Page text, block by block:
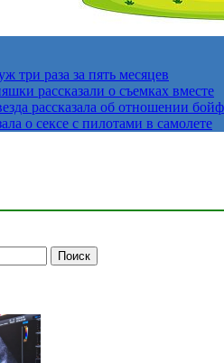
три раза за пять месяцев
рассказали о съемках вместе
рассказала об отношении
о сексе с пилотами в самолете